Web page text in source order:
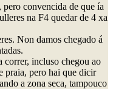
convencida de que ía
na F4 quedar de 4 xa
Non damos chegado á
correr, incluso chegou ao
praia, pero hai que dicir
a zona seca, tampouco